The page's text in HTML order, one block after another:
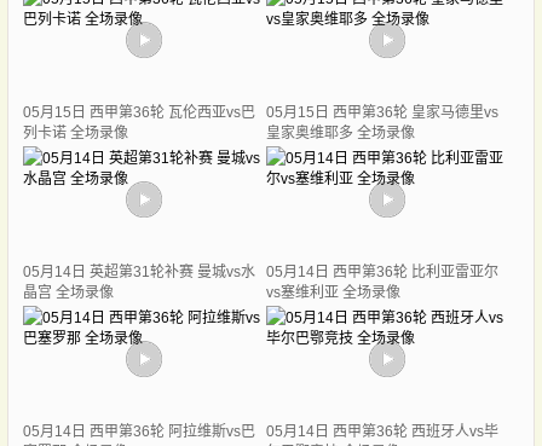
05月15日 西甲第36轮 瓦伦西亚vs巴
列卡诺 全场录像
05月15日 西甲第36轮 皇家马德里vs
皇家奥维耶多 全场录像
05月14日 英超第31轮补赛 曼城vs水
晶宫 全场录像
05月14日 西甲第36轮 比利亚雷亚尔
vs塞维利亚 全场录像
05月14日 西甲第36轮 阿拉维斯vs巴
05月14日 西甲第36轮 西班牙人vs毕